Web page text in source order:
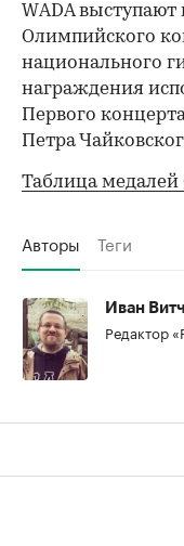
WADA
Олимпийского
национального
награждения
Первого
Петра
Таблица
Авторы Теги
Иван
Редактор